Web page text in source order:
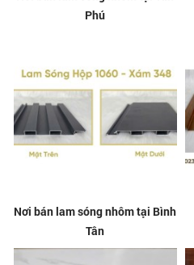
Phú
Nơi bán lam sóng nhôm tại Bình
Tân